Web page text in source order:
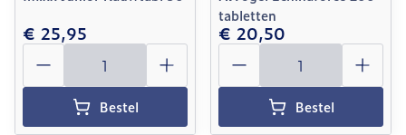
€ 25,95
Aantal
Bestel
tabletten
€ 20,50
Aantal
Bestel